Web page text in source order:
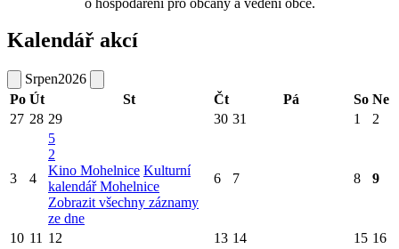
Kalendář akcí
Srpen2026
Po Út St Čt Pá So Ne
27 28 29 30 31 1 2
3 4
5
2
Kino Mohelnice Kulturní
kalendář Mohelnice
Zobrazit všechny záznamy
ze dne
6 7 8 9
10 11 12 13 14 15 16